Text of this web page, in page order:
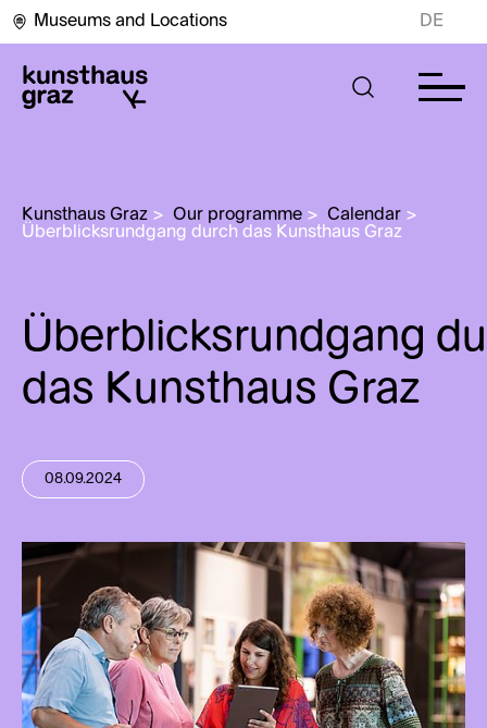
Museums and Locations DE
Kunsthaus Graz > Our programme > Calendar >
Überblicksrundgang durch das Kunsthaus Graz
Überblicksrundgang
das Kunsthaus Graz
08.09.2024